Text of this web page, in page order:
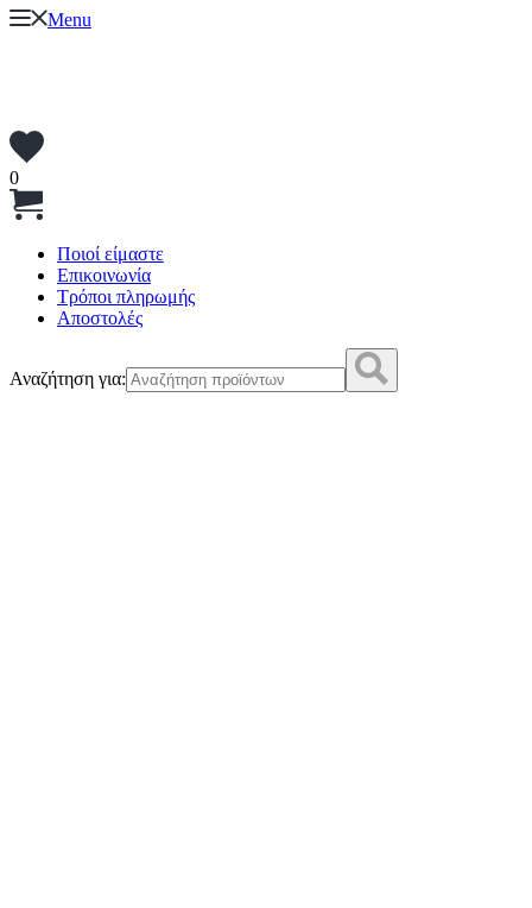
Menu
0
Ποιοί είμαστε
Επικοινωνία
Τρόποι πληρωμής
Αποστολές
Αναζήτηση για: